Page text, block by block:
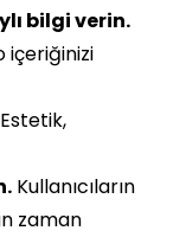
bilgi verin.
içeriğinizi
Kullanıcıların
zaman